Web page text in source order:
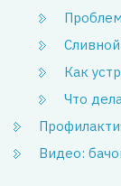
Как
Что
Видео: